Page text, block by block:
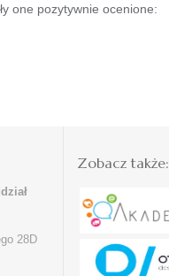
one pozytywnie ocenione:
28D
Zobacz także: